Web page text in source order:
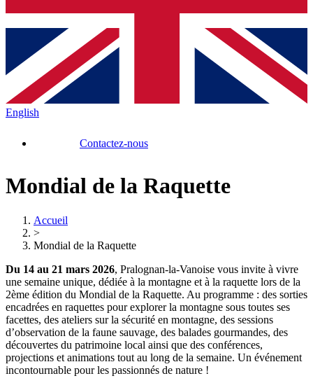
English
Contactez-nous
Mondial de la Raquette
Accueil
>
Mondial de la Raquette
Du 14 au 21 mars 2026, Pralognan-la-Vanoise vous invite à vivre
une semaine unique, dédiée à la montagne et à la raquette lors de la
2ème édition du Mondial de la Raquette. Au programme : des sorties
encadrées en raquettes pour explorer la montagne sous toutes ses
facettes, des ateliers sur la sécurité en montagne, des sessions
d’observation de la faune sauvage, des balades gourmandes, des
découvertes du patrimoine local ainsi que des conférences,
projections et animations tout au long de la semaine. Un événement
incontournable pour les passionnés de nature !